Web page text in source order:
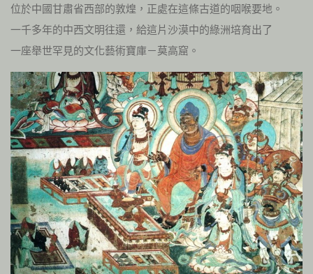
位於中國甘肅省西部的敦煌，正處在這條古道的咽喉要地。
一千多年的中西文明往還，給這片沙漠中的綠洲培育出了
一座舉世罕見的文化藝術寶庫－莫高窟。